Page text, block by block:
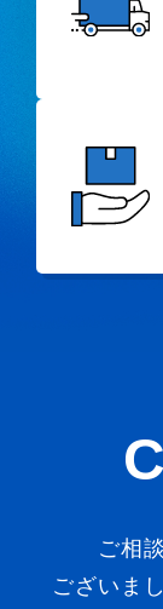
ご相
ございま